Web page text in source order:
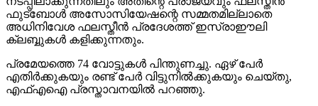
ഫുട്‌ബോള്‍ അസോസിയേഷന്റെ സമ്മതമില്ലാതെ
അധിനിവേശ ഫലസ്തീന്‍ പ്രദേശത്ത് ഇസ്രാഈലി
ക്ലബ്ബുകള്‍ കളിക്കുന്നതും.
പ്രമേയത്തെ 74 വോട്ടുകള്‍ പിന്തുണച്ചു. ഏഴ് പേര്‍
എതിര്‍ക്കുകയും രണ്ട് പേര്‍ വിട്ടുനില്‍ക്കുകയും ചെയ്തു,
എഫ്എഐ പ്രസ്താവനയില്‍ പറഞ്ഞു.